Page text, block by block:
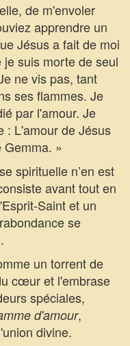
de m'envoler
apprendre un
Jésus a fait de moi
suis morte de seul
ne vis pas, tant
ses flammes. Je
par l'amour. Je
: L'amour de Jésus
»
spirituelle n’en est
avant tout en
Saint et un
se
un torrent de
cœur et l'embrase
spéciales,
d'amour,
divine.